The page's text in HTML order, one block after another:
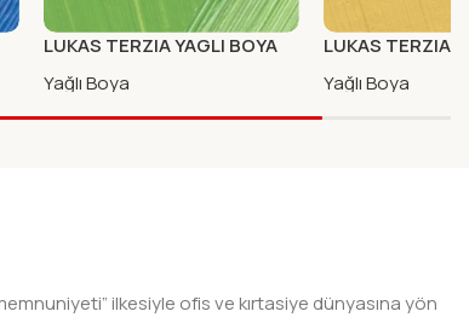
LUKAS TERZIA YAGLI BOYA
75ml CHROM YESIL-ACIK
Yağlı Boya
LUKAS TERZIA
75ml NEPAL SARI
Yağlı Boya
ilkesiyle ofis ve kırtasiye dünyasına yön